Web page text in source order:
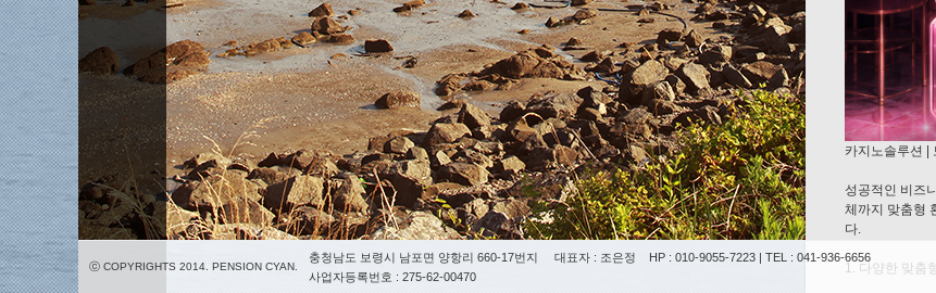
카지노솔루션 |
성공적인 비즈
체까지 맞춤형
다.
1. 다양한 맞춤
ⓒ COPYRIGHTS 2014. PENSION CYAN.
충청남도 보령시 남포면 양항리 660-17번지 대표자 : 조은정
HP : 010-9055-7223 | TEL : 041-936-6656
사업자등록번호 : 275-62-00470